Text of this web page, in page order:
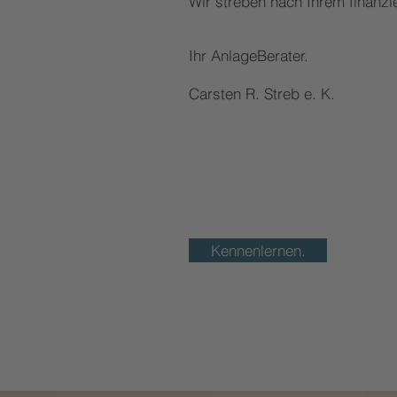
Ihr AnlageBerater.
Carsten R. Streb e. K.
Kennenlernen.